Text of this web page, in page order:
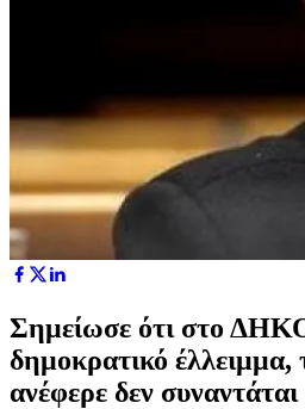
Σημείωσε ότι στο
δημοκρατικό έλλειμμα,
ανέφερε δεν